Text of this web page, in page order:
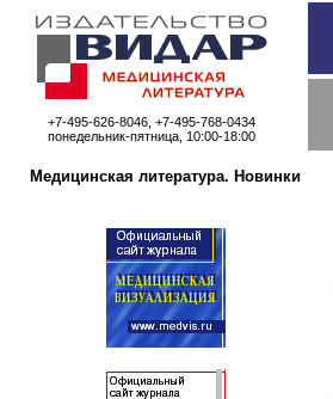
+7-495-626-8046, +7-495-768-0434
понедельник-пятница, 10:00-18:00
Медицинская литература. Новинки